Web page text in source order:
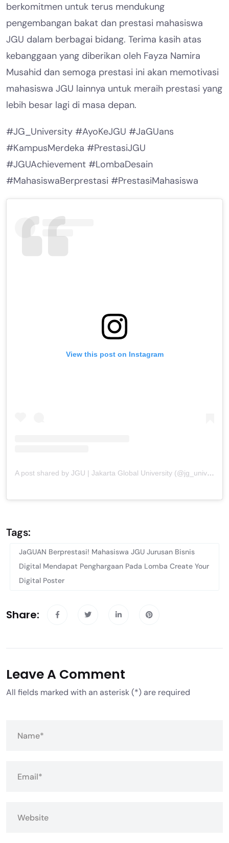
berkomitmen untuk terus mendukung
pengembangan bakat dan prestasi mahasiswa
JGU dalam berbagai bidang. Terima kasih atas
kebanggaan yang diberikan oleh Fayza Namira
Musahid dan semoga prestasi ini akan memotivasi
mahasiswa JGU lainnya untuk meraih prestasi yang
lebih besar lagi di masa depan.
#JG_University #AyoKeJGU #JaGUans
#KampusMerdeka #PrestasiJGU
#JGUAchievement #LombaDesain
#MahasiswaBerprestasi #PrestasiMahasiswa
View this post on Instagram
A post shared by JGU | Jakarta Global University (@jg_university)
Tags:
JaGUAN Berprestasi! Mahasiswa JGU Jurusan Bisnis
Digital Mendapat Penghargaan Pada Lomba Create Your
Digital Poster
Share:
Leave A Comment
All fields marked with an asterisk (*) are required